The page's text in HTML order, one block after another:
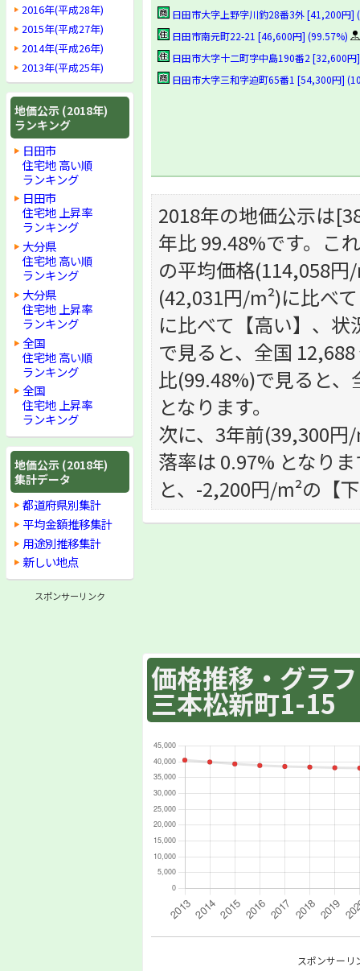
日田市大字上野字川釣28番3外 [41,200円]
日田市南元町22-21 [46,600円] (99.57%)
日田市大字十二町字中島190番2 [32,600
日田市大字三和字迫町65番1 [54,300円]
2018年の地価公示は
年比 99.48%です。こ
の平均価格(114,058
(42,031円/m²)に比べ
に比べて【高い】、
で見ると、全国
比(99.48%)で見ると、
となります。
次に、3年前(39,300円
落率は 0.97% となり
と、-2,200円/m²の【
価格推移・グラ
三本松新町1-15
スポンサーリ
2016年(平成28年)
2015年(平成27年)
2014年(平成26年)
2013年(平成25年)
地価公示 (2018年)
ランキング
日田市
住宅地 高い順
ランキング
日田市
住宅地 上昇率
ランキング
大分県
住宅地 高い順
ランキング
大分県
住宅地 上昇率
ランキング
全国
住宅地 高い順
ランキング
全国
住宅地 上昇率
ランキング
地価公示 (2018年)
集計データ
都道府県別集計
平均金額推移集計
用途別推移集計
新しい地点
スポンサーリンク